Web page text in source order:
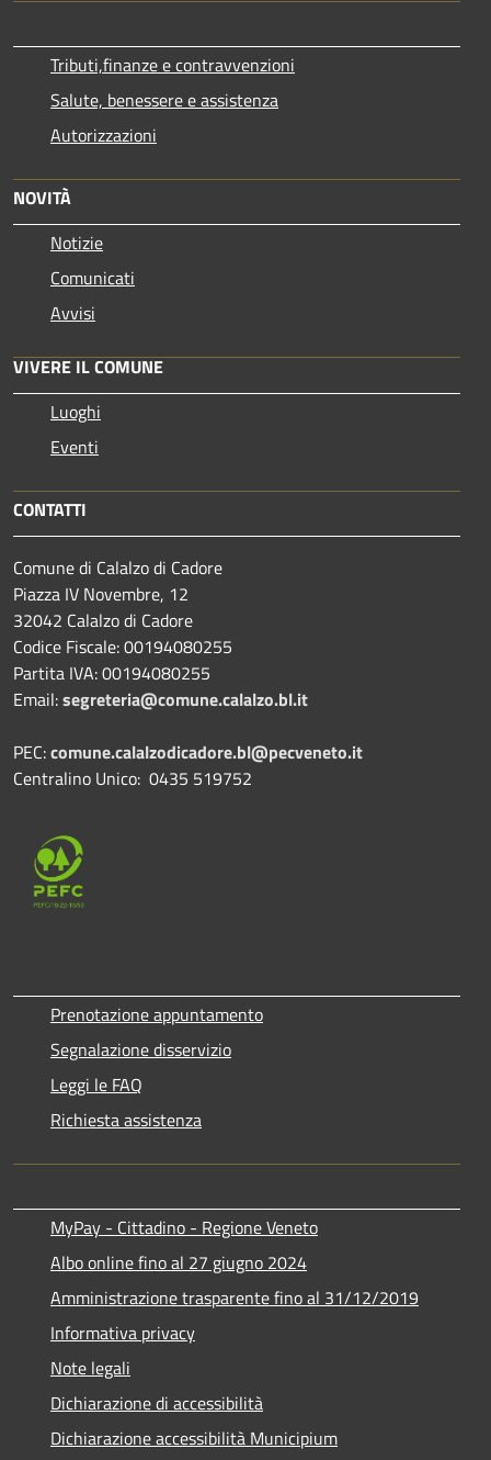
Tributi,finanze e contravvenzioni
Salute, benessere e assistenza
Autorizzazioni
NOVITÀ
Notizie
Comunicati
Avvisi
VIVERE IL COMUNE
Luoghi
Eventi
CONTATTI
Comune di Calalzo di Cadore
Piazza IV Novembre, 12
32042 Calalzo di Cadore
Codice Fiscale: 00194080255
Partita IVA: 00194080255
Email:segreteria@comune.calalzo.bl.it
PEC:comune.calalzodicadore.bl@pecveneto.it
Centralino Unico: 0435 519752
Prenotazione appuntamento
Segnalazione disservizio
Leggi le FAQ
Richiesta assistenza
MyPay - Cittadino - Regione Veneto
Albo online fino al 27 giugno 2024
Amministrazione trasparente fino al 31/12/2019
Informativa privacy
Note legali
Dichiarazione di accessibilità
Dichiarazione accessibilità Municipium